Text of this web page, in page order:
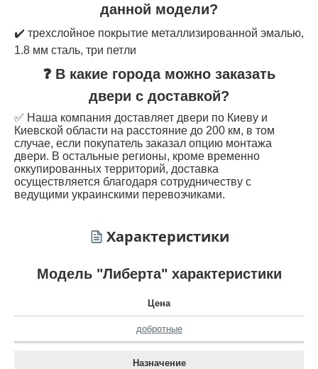
данной модели?
✔️ трехслойное покрытие металлизированной эмалью,
1.8 мм сталь, три петли
❓ В какие города можно заказать
двери с доставкой?
✅ Наша компания доставляет двери по Киеву и
Киевской области на расстояние до 200 км, в том
случае, если покупатель заказал опцию монтажа
двери. В остальные регионы, кроме временно
оккупированных территорий, доставка
осуществляется благодаря сотрудничеству с
ведущими украинскими перевозчиками.
Характеристики
Модель "Либерта" характеристики
Цена
добротные
Назначение